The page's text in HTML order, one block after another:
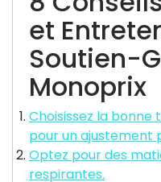
et
Soutien-
Monoprix
Choisissez la
pour un ajustement
Optez pour des
respirantes.